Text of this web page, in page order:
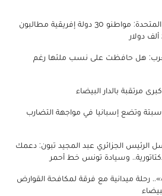
تأشيرة الدخول للولايات المتحدة: مواطنو 30 دولة إفريقية مطالبون
هل حافظت على نسب ملئها رغم
مرتقبة بالدار البيضاء
وتضع إسبانيا في مواجهة التضارب
الرئيس الجزائري عبد المجيد تبون: دعمك
وسيادة تونس خط أحمر
رحلة ميدانية مع فرقة لمكافحة القوارض